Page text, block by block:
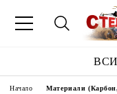
Начало
Материали